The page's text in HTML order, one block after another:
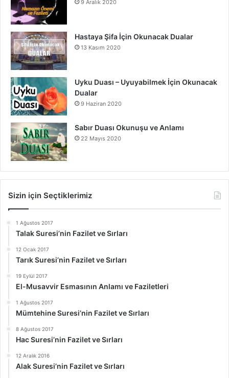
9 Aralık 2020
Hastaya Şifa İçin Okunacak Dualar
13 Kasım 2020
Uyku Duası – Uyuyabilmek İçin Okunacak
Dualar
9 Haziran 2020
Sabır Duası Okunuşu ve Anlamı
22 Mayıs 2020
Sizin için Seçtiklerimiz
1 Ağustos 2017
Talak Suresi’nin Fazilet ve Sırları
12 Ocak 2017
Tarık Suresi’nin Fazilet ve Sırları
19 Eylül 2017
El-Musavvir Esmasının Anlamı ve Faziletleri
1 Ağustos 2017
Mümtehine Suresi’nin Fazilet ve Sırları
8 Ağustos 2017
Hac Suresi’nin Fazilet ve Sırları
12 Aralık 2016
Alak Suresi’nin Fazilet ve Sırları